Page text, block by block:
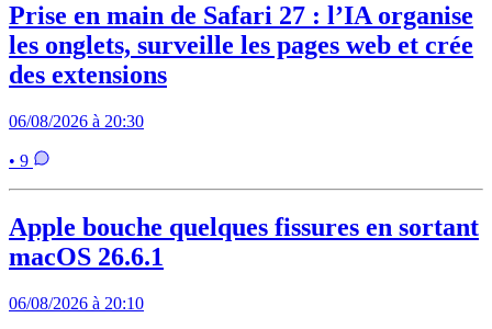
Prise en main de Safari 27 : l’IA organise
les onglets, surveille les pages web et crée
des extensions
06/08/2026 à 20:30
• 9
Apple bouche quelques fissures en sortant
macOS 26.6.1
06/08/2026 à 20:10